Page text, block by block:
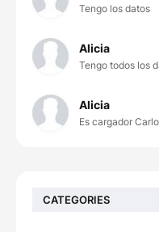
Tengo los datos
Alicia
Tengo todos los
Alicia
Es cargador
CATEGORIES